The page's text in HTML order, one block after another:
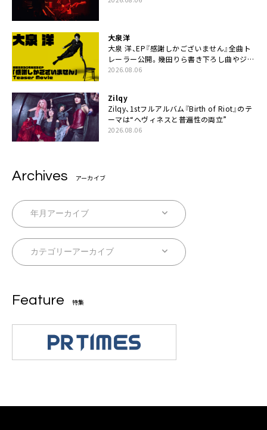
大泉洋
大泉 洋、EP『感謝しかございません』全曲ト
レーラー公開。幾田りら書き下ろし曲やジャ
ズピアニスト・小曽根真による提供曲のレコ
2026.08.06
Zilqy
Zilqy、1stフルアルバム『Birth of Riot』のテ
ーマは“ヘヴィネスと普遍性の両立”
2026.08.06
Archives アーカイブ
Feature 特集